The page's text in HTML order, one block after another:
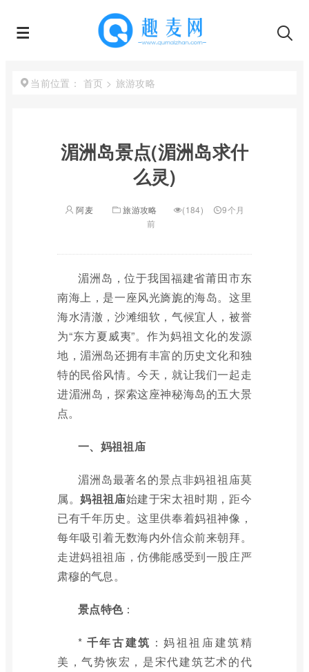
当前位置： 首页 > 旅游攻略
湄洲岛景点(湄洲岛求什
么灵)
阿麦 旅游攻略 (184)
9个月
前
湄洲岛，位于我国福建省莆田市东
南海上，是一座风光旖旎的海岛。这里
海水清澈，沙滩细软，气候宜人，被誉
为“东方夏威夷”。作为妈祖文化的发源
地，湄洲岛还拥有丰富的历史文化和独
特的民俗风情。今天，就让我们一起走
进湄洲岛，探索这座神秘海岛的五大景
点。
一、妈祖祖庙
湄洲岛最著名的景点非妈祖祖庙莫
属。妈祖祖庙始建于宋太祖时期，距今
已有千年历史。这里供奉着妈祖神像，
每年吸引着无数海内外信众前来朝拜。
走进妈祖祖庙，仿佛能感受到一股庄严
肃穆的气息。
景点特色：
* 千年古建筑 ：妈祖祖庙建筑精
美，气势恢宏，是宋代建筑艺术的代